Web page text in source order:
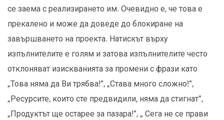
се заема с реализирането им. Очевидно е, че това е
прекалено и може да доведе до блокиране на
завършването на проекта. Натискът върху
изпълнителите е голям и затова изпълнителите често
отклоняват изискванията за промени с фрази като
„Това няма да Ви трябва!”, „Става много сложно!”,
„Ресурсите, които сте предвидили, няма да стигнат”,
„Продуктът ще остарее за пазара!”, „ Сега не се прави